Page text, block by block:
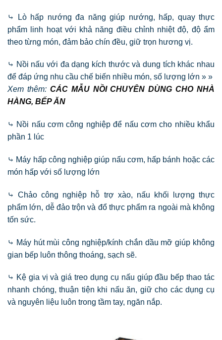
⤷ Lò hấp nướng đa năng giúp nướng, hấp, quay thực
phẩm linh hoạt với khả năng điều chỉnh nhiệt độ, độ ẩm
theo từng món, đảm bảo chín đều, giữ trọn hương vị.
⤷ Nồi nấu với đa dạng kích thước và dung tích khác nhau
để đáp ứng nhu cầu chế biến nhiều món, số lượng lớn » »
Xem thêm: CÁC MẪU NỒI CHUYÊN DÙNG CHO NHÀ
HÀNG, BẾP ĂN
⤷ Nồi nấu cơm công nghiệp để nấu cơm cho nhiều khẩu
phần 1 lúc
⤷ Máy hấp công nghiệp giúp nấu cơm, hấp bánh hoặc các
món hấp với số lượng lớn
⤷ Chảo công nghiệp hỗ trợ xào, nấu khối lượng thực
phẩm lớn, dễ đảo trộn và đổ thực phẩm ra ngoài mà không
tốn sức.
⤷ Máy hút mùi công nghiệp/kính chắn dầu mỡ giúp không
gian bếp luôn thông thoáng, sạch sẽ.
⤷ Kệ gia vị và giá treo dụng cụ nấu giúp đầu bếp thao tác
nhanh chóng, thuận tiện khi nấu ăn, giữ cho các dụng cụ
và nguyên liệu luôn trong tầm tay, ngăn nắp.